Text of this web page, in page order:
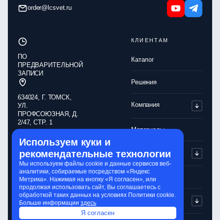
order@lcsvet.ru
КЛИЕНТАМ
Каталог
Решения
Компания
Материалы
Партнерам
Контакты
ПО
ПРЕДВАРИТЕЛЬНОЙ
ЗАПИСИ
634024, Г. ТОМСК,
УЛ.
ПРОФСОЮЗНАЯ, Д.
2/47, СТР. 1
Обработка
персональных
данных
Политика
конфиденциальности
Обработка cookie-
файлов
Сайт разработали
Используем куки и
рекомендательные технологии
Мы используем файлы cookie и данные сервисов веб-
аналитики, собираемые посредством «Яндекс
Метрика». Нажимая на кнопку «Я согласен», или
продолжая использовать сайт, Вы соглашаетесь с
обработкой таких данных на условиях Политики cookie.
Больше информации здесь
Я согласен